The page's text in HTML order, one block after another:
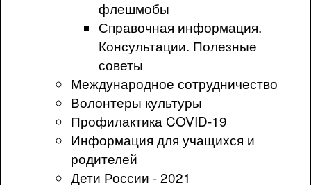
флешмобы
Справочная информация.
Консультации. Полезные
советы
Международное сотрудничество
Волонтеры культуры
Профилактика COVID-19
Информация для учащихся и
родителей
Дети России - 2021